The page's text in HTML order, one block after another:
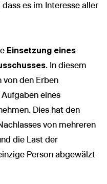
es im Interesse aller
Einsetzung eines
. In diesem
von den Erben
eines
Dies hat den
von mehreren
die Last der
Person abgewälzt